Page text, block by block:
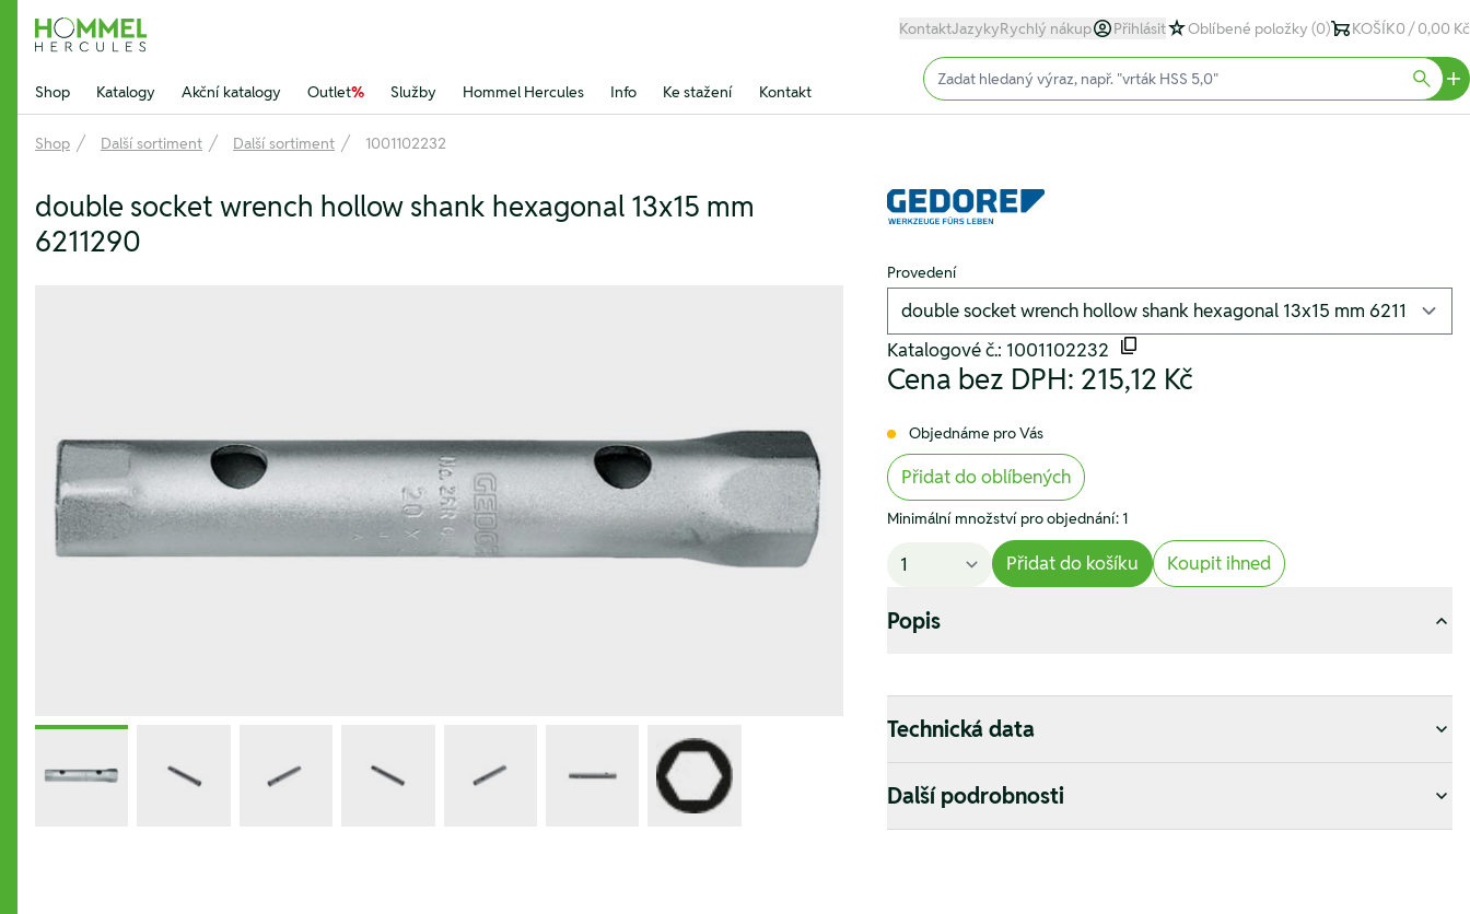
Hommel Hercules
KontaktJazykyRychlý nákup Přihlásit Oblíbené položky (0) KOŠÍK0 / 0,00 Kč
Shop Katalogy Akční katalogy Outlet% Služby Hommel Hercules Info Ke stažení Kontakt
Input (text)
Shop Další sortiment Další sortiment 1001102232
double socket wrench hollow shank hexagonal 13x15 mm
6211290
Provedení
Katalogové č.: 1001102232
Cena bez DPH: 215,12 Kč
Objednáme pro Vás
Přidat do oblíbených
Minimální množství pro objednání: 1
Přidat do košíku Koupit ihned
Popis
Technická data
Další podrobnosti